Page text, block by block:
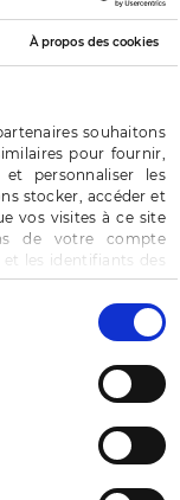
À propos des cookies
souhaitons
pour fournir,
personnaliser les
stocker, accéder et
vos visites à ce site
de votre compte
les identifiants des
consentir à ces
y opposer ou
chaque catégorie
» pour valider vos
vos préférences